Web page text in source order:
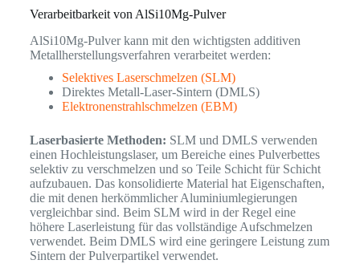
Verarbeitbarkeit von AlSi10Mg-Pulver
AlSi10Mg-Pulver kann mit den wichtigsten additiven
Metallherstellungsverfahren verarbeitet werden:
Selektives Laserschmelzen (SLM)
Direktes Metall-Laser-Sintern (DMLS)
Elektronenstrahlschmelzen (EBM)
Laserbasierte Methoden: SLM und DMLS verwenden
einen Hochleistungslaser, um Bereiche eines Pulverbettes
selektiv zu verschmelzen und so Teile Schicht für Schicht
aufzubauen. Das konsolidierte Material hat Eigenschaften,
die mit denen herkömmlicher Aluminiumlegierungen
vergleichbar sind. Beim SLM wird in der Regel eine
höhere Laserleistung für das vollständige Aufschmelzen
verwendet. Beim DMLS wird eine geringere Leistung zum
Sintern der Pulverpartikel verwendet.